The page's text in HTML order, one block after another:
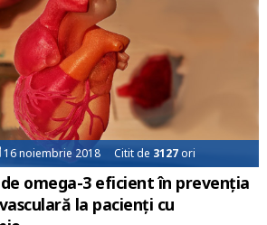
16 noiembrie 2018 Citit de 3127ori
omega-3 eficient în prevenția
la pacienți cu